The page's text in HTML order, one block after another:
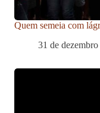
Quem semeia com
31 de